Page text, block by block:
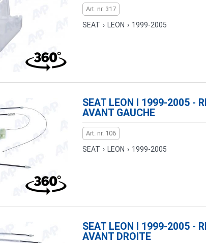
Art. nr. 317
SEAT › LEON › 1999-2005
SEAT LEON I 1999-2005 -
AVANT GAUCHE
Art. nr. 106
SEAT › LEON › 1999-2005
SEAT LEON I 1999-2005 -
AVANT DROITE